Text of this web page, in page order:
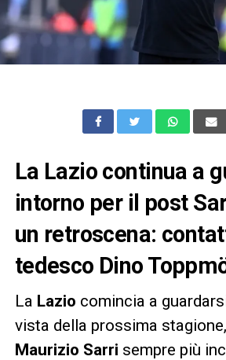
La Lazio continua a
intorno per il post
un retroscena:
tedesco Dino
La Lazio comincia a
vista della prossima
Maurizio Sarri sempre più